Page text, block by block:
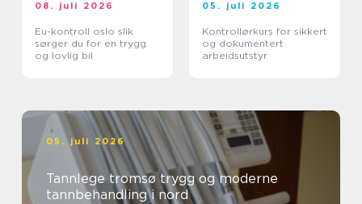
08. juli 2026
Eu-kontroll oslo slik
sørger du for en trygg
og lovlig bil
05. juli 2026
Kontrollørkurs for sikkert
og dokumentert
arbeidsutstyr
05. juli 2026
Tannlege tromsø trygg og moderne
tannbehandling i nord